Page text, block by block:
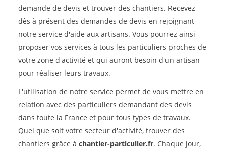
demande de devis et trouver des chantiers. Recevez
dès à présent des demandes de devis en rejoignant
notre service d'aide aux artisans. Vous pourrez ainsi
proposer vos services à tous les particuliers proches de
votre zone d'activité et qui auront besoin d'un artisan
pour réaliser leurs travaux.
L'utilisation de notre service permet de vous mettre en
relation avec des particuliers demandant des devis
dans toute la France et pour tous types de travaux.
Quel que soit votre secteur d'activité, trouver des
chantiers grâce à chantier-particulier.fr. Chaque jour,